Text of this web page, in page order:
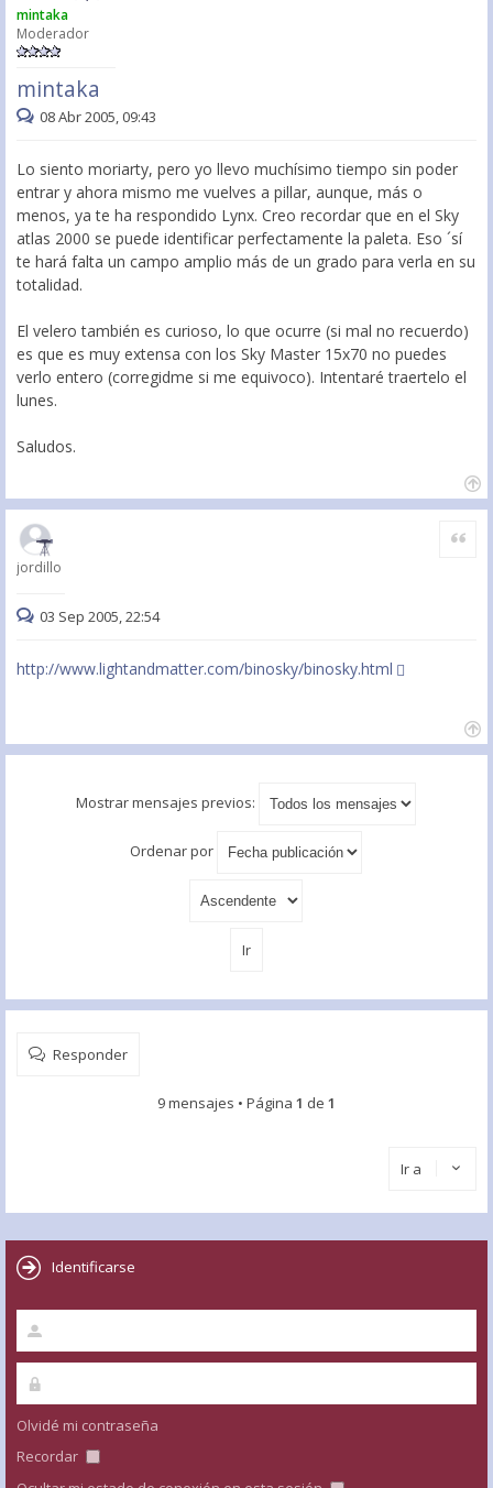
mintaka
Moderador
mintaka
08 Abr 2005, 09:43
Lo siento moriarty, pero yo llevo muchísimo tiempo sin poder
entrar y ahora mismo me vuelves a pillar, aunque, más o
menos, ya te ha respondido Lynx. Creo recordar que en el Sky
atlas 2000 se puede identificar perfectamente la paleta. Eso ´sí
te hará falta un campo amplio más de un grado para verla en su
totalidad.
El velero también es curioso, lo que ocurre (si mal no recuerdo)
es que es muy extensa con los Sky Master 15x70 no puedes
verlo entero (corregidme si me equivoco). Intentaré traertelo el
lunes.
Saludos.
jordillo
Citar
03 Sep 2005, 22:54
http://www.lightandmatter.com/binosky/binosky.html
Mostrar mensajes previos:
Ordenar por
Responder
9 mensajes • Página 1 de 1
Ir a
Identificarse
Olvidé mi contraseña
Recordar